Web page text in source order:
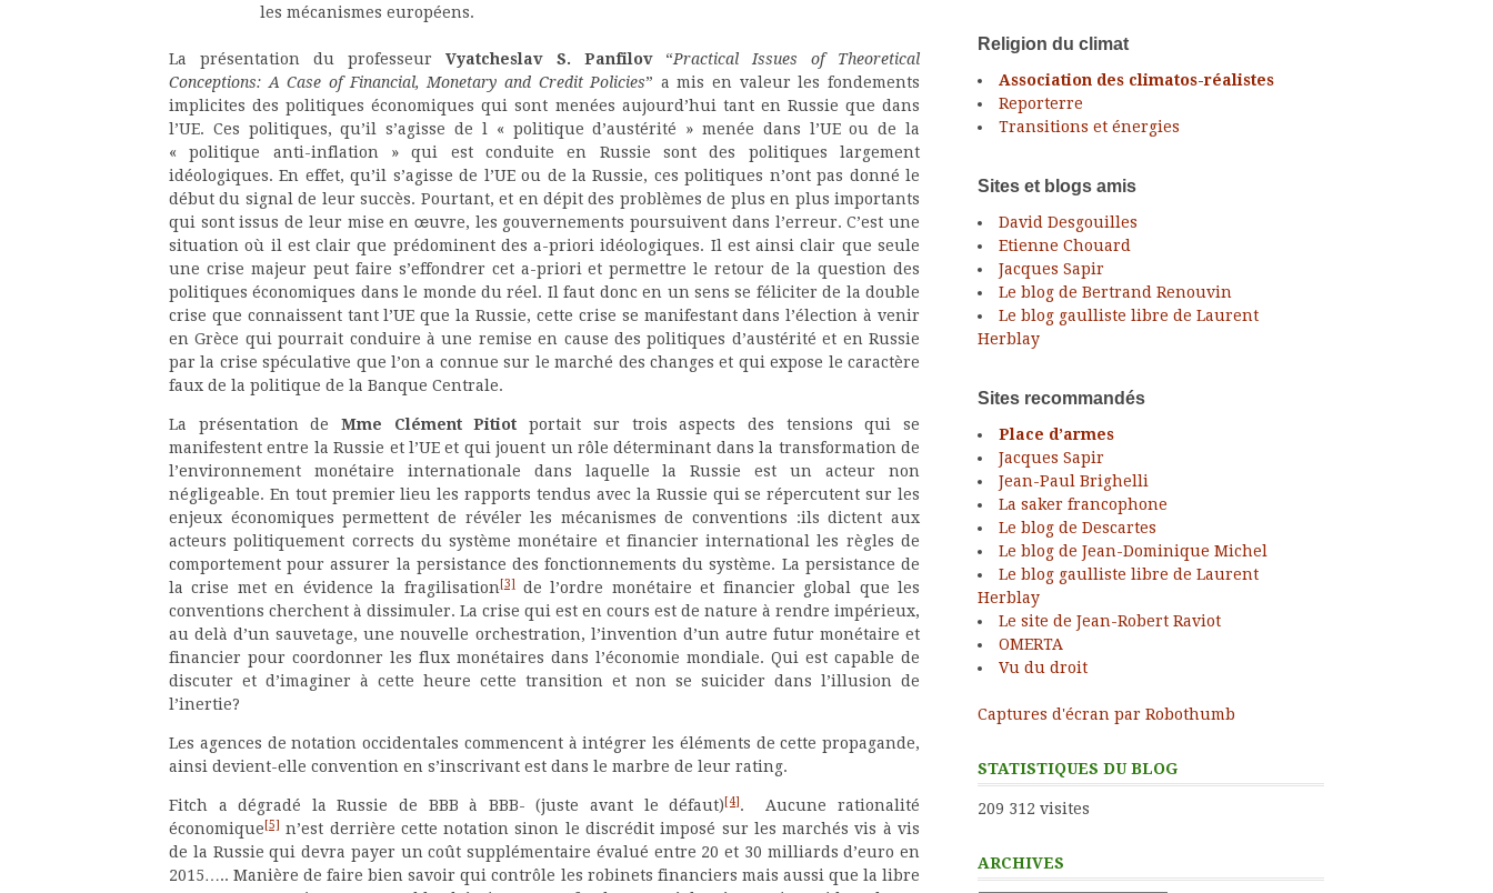
les mécanismes européens.
La présentation du professeurVyatcheslav S. Panfilov“Practical Issues of Theoretical
Conceptions: A Case of Financial, Monetary and Credit Policies” a mis en valeur les fondements
implicites des politiques économiques qui sont menées aujourd’hui tant en Russie que dans
l’UE. Ces politiques, qu’il s’agisse de l « politique d’austérité » menée dans l’UE ou de la
« politique anti-inflation » qui est conduite en Russie sont des politiques largement
idéologiques. En effet, qu’il s’agisse de l’UE ou de la Russie, ces politiques n’ont pas donné le
début du signal de leur succès. Pourtant, et en dépit des problèmes de plus en plus importants
qui sont issus de leur mise en œuvre, les gouvernements poursuivent dans l’erreur. C’est une
situation où il est clair que prédominent des a-priori idéologiques. Il est ainsi clair que seule
une crise majeur peut faire s’effondrer cet a-priori et permettre le retour de la question des
politiques économiques dans le monde du réel. Il faut donc en un sens se féliciter de la double
crise que connaissent tant l’UE que la Russie, cette crise se manifestant dans l’élection à venir
en Grèce qui pourrait conduire à une remise en cause des politiques d’austérité et en Russie
par la crise spéculative que l’on a connue sur le marché des changes et qui expose le caractère
faux de la politique de la Banque Centrale.
La présentation deMme Clément Pitiot portait sur trois aspects des tensions qui se
manifestent entre la Russie et l’UE et qui jouent un rôle déterminant dans la transformation de
l’environnement monétaire internationale dans laquelle la Russie est un acteur non
négligeable. En tout premier lieu les rapports tendus avec la Russie qui se répercutent sur les
enjeux économiques permettent de révéler les mécanismes de conventions :ils dictent aux
acteurs politiquement corrects du système monétaire et financier international les règles de
comportement pour assurer la persistance des fonctionnements du système. La persistance de
la crise met en évidence la fragilisation[3]de l’ordre monétaire et financier global que les
conventions cherchent à dissimuler. La crise qui est en cours est de nature à rendre impérieux,
au delà d’un sauvetage, une nouvelle orchestration, l’invention d’un autre futur monétaire et
financier pour coordonner les flux monétaires dans l’économie mondiale. Qui est capable de
discuter et d’imaginer à cette heure cette transition et non se suicider dans l’illusion de
l’inertie?
Les agences de notation occidentales commencent à intégrer les éléments de cette propagande,
ainsi devient-elle convention en s’inscrivant est dans le marbre de leur rating.
Fitch a dégradé la Russie de BBB à BBB- (juste avant le défaut)[4]. Aucune rationalité
économique[5] n’est derrière cette notation sinon le discrédit imposé sur les marchés vis à vis
de la Russie qui devra payer un coût supplémentaire évalué entre 20 et 30 milliards d’euro en
2015….. Manière de faire bien savoir qui contrôle les robinets financiers mais aussi que la libre
Religion du climat
Association des climatos-réalistes
Reporterre
Transitions et énergies
Sites et blogs amis
David Desgouilles
Etienne Chouard
Jacques Sapir
Le blog de Bertrand Renouvin
Le blog gaulliste libre de Laurent
Herblay
Sites recommandés
Place d’armes
Jacques Sapir
Jean-Paul Brighelli
La saker francophone
Le blog de Descartes
Le blog de Jean-Dominique Michel
Le blog gaulliste libre de Laurent
Herblay
Le site de Jean-Robert Raviot
OMERTA
Vu du droit
Captures d'écran par Robothumb
STATISTIQUES DU BLOG
209 312 visites
ARCHIVES